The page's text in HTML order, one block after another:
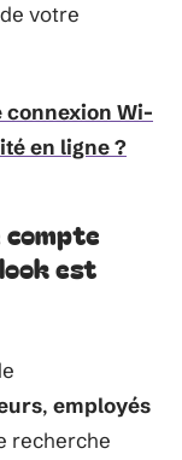
votre
Wi-
en ligne ?
est
, employés
recherche